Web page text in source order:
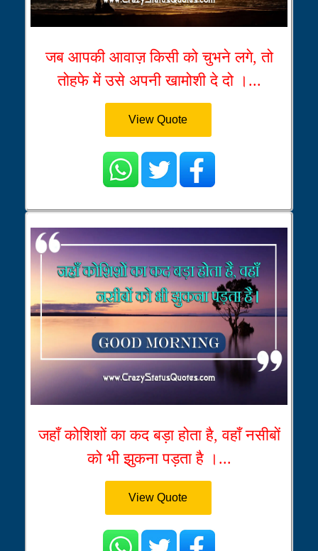
जब आपकी आवाज़ किसी को चुभने लगे, तो
तोहफे में उसे अपनी खामोशी दे दो ।...
View Quote
जहाँ कोशिशों का कद बड़ा होता है, वहाँ नसीबों
को भी झुकना पड़ता है ।...
View Quote